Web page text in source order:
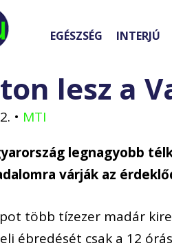
EGÉSZSÉG INTERJÚ
lesz a
• MTI
legnagyobb
várják az
több tízezer madár
ébredését csak a 12